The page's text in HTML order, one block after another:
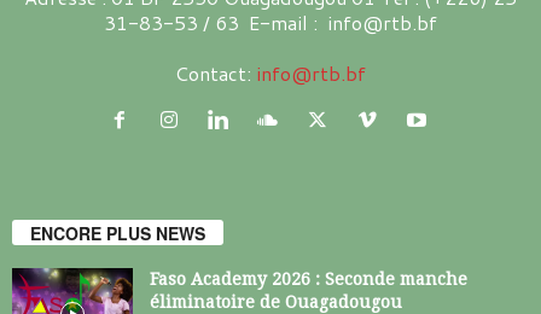
31-83-53 / 63 E-mail : info@rtb.bf
Contact: info@rtb.bf
ENCORE PLUS NEWS
Faso Academy 2026 : Seconde manche
éliminatoire de Ouagadougou